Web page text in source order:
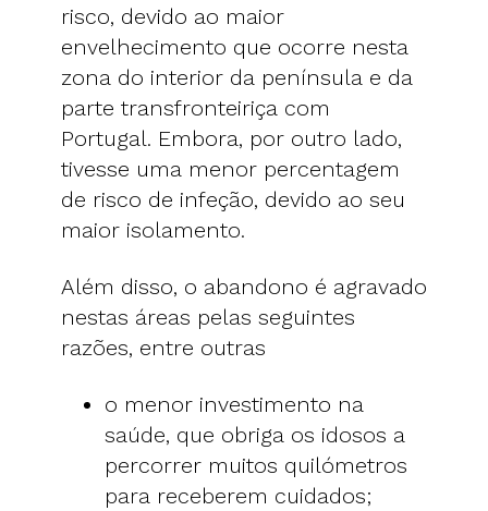
risco, devido ao maior
envelhecimento que ocorre nesta
zona do interior da península e da
parte transfronteiriça com
Portugal. Embora, por outro lado,
tivesse uma menor percentagem
de risco de infeção, devido ao seu
maior isolamento.
Além disso, o abandono é agravado
nestas áreas pelas seguintes
razões, entre outras
o menor investimento na
saúde, que obriga os idosos a
percorrer muitos quilómetros
para receberem cuidados;